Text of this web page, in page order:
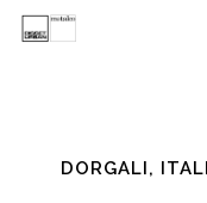
Skip
DORGALI,